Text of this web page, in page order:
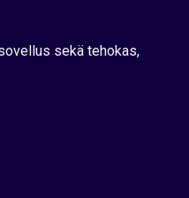
sekä tehokas,